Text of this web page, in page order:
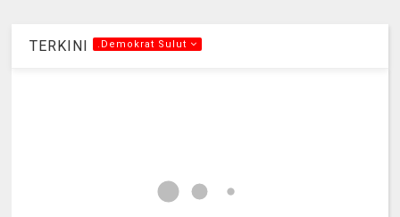
TERKINI .Demokrat Sulut